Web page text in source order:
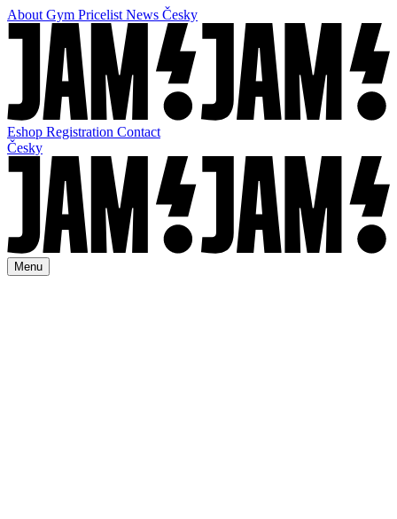
About Gym Pricelist News Česky
Eshop Registration Contact
Česky
Menu